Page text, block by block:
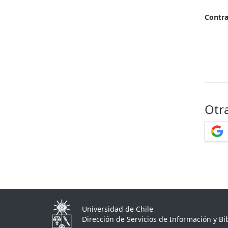
Universidad de Chile
Dirección de Servicios de Información y